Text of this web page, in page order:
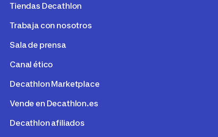
Tiendas Decathlon
Trabaja con nosotros
Sala de prensa
Canal ético
Decathlon Marketplace
Vende en Decathlon.es
Decathlon afiliados